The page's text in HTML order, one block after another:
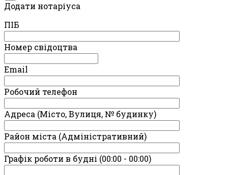
Додати нотаріуса
ПIБ
Номер свідоцтва
Email
Робочий телефон
Адреса (Місто, Вулиця, № будинку)
Район міста (Адміністративний)
Графік роботи в будні (00:00 - 00:00)